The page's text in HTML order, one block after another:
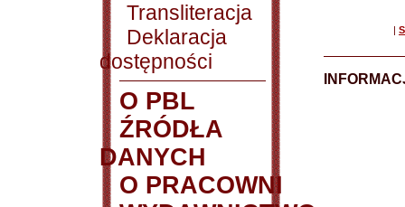
Transliteracja
Deklaracja
dostępności
O PBL
ŹRÓDŁA
DANYCH
O PRACOWNI
|